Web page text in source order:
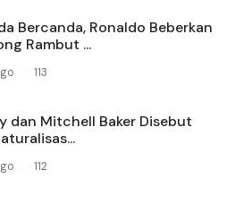
Bercanda, Ronaldo Beberkan
Rambut ...
113
dan Mitchell Baker Disebut
112